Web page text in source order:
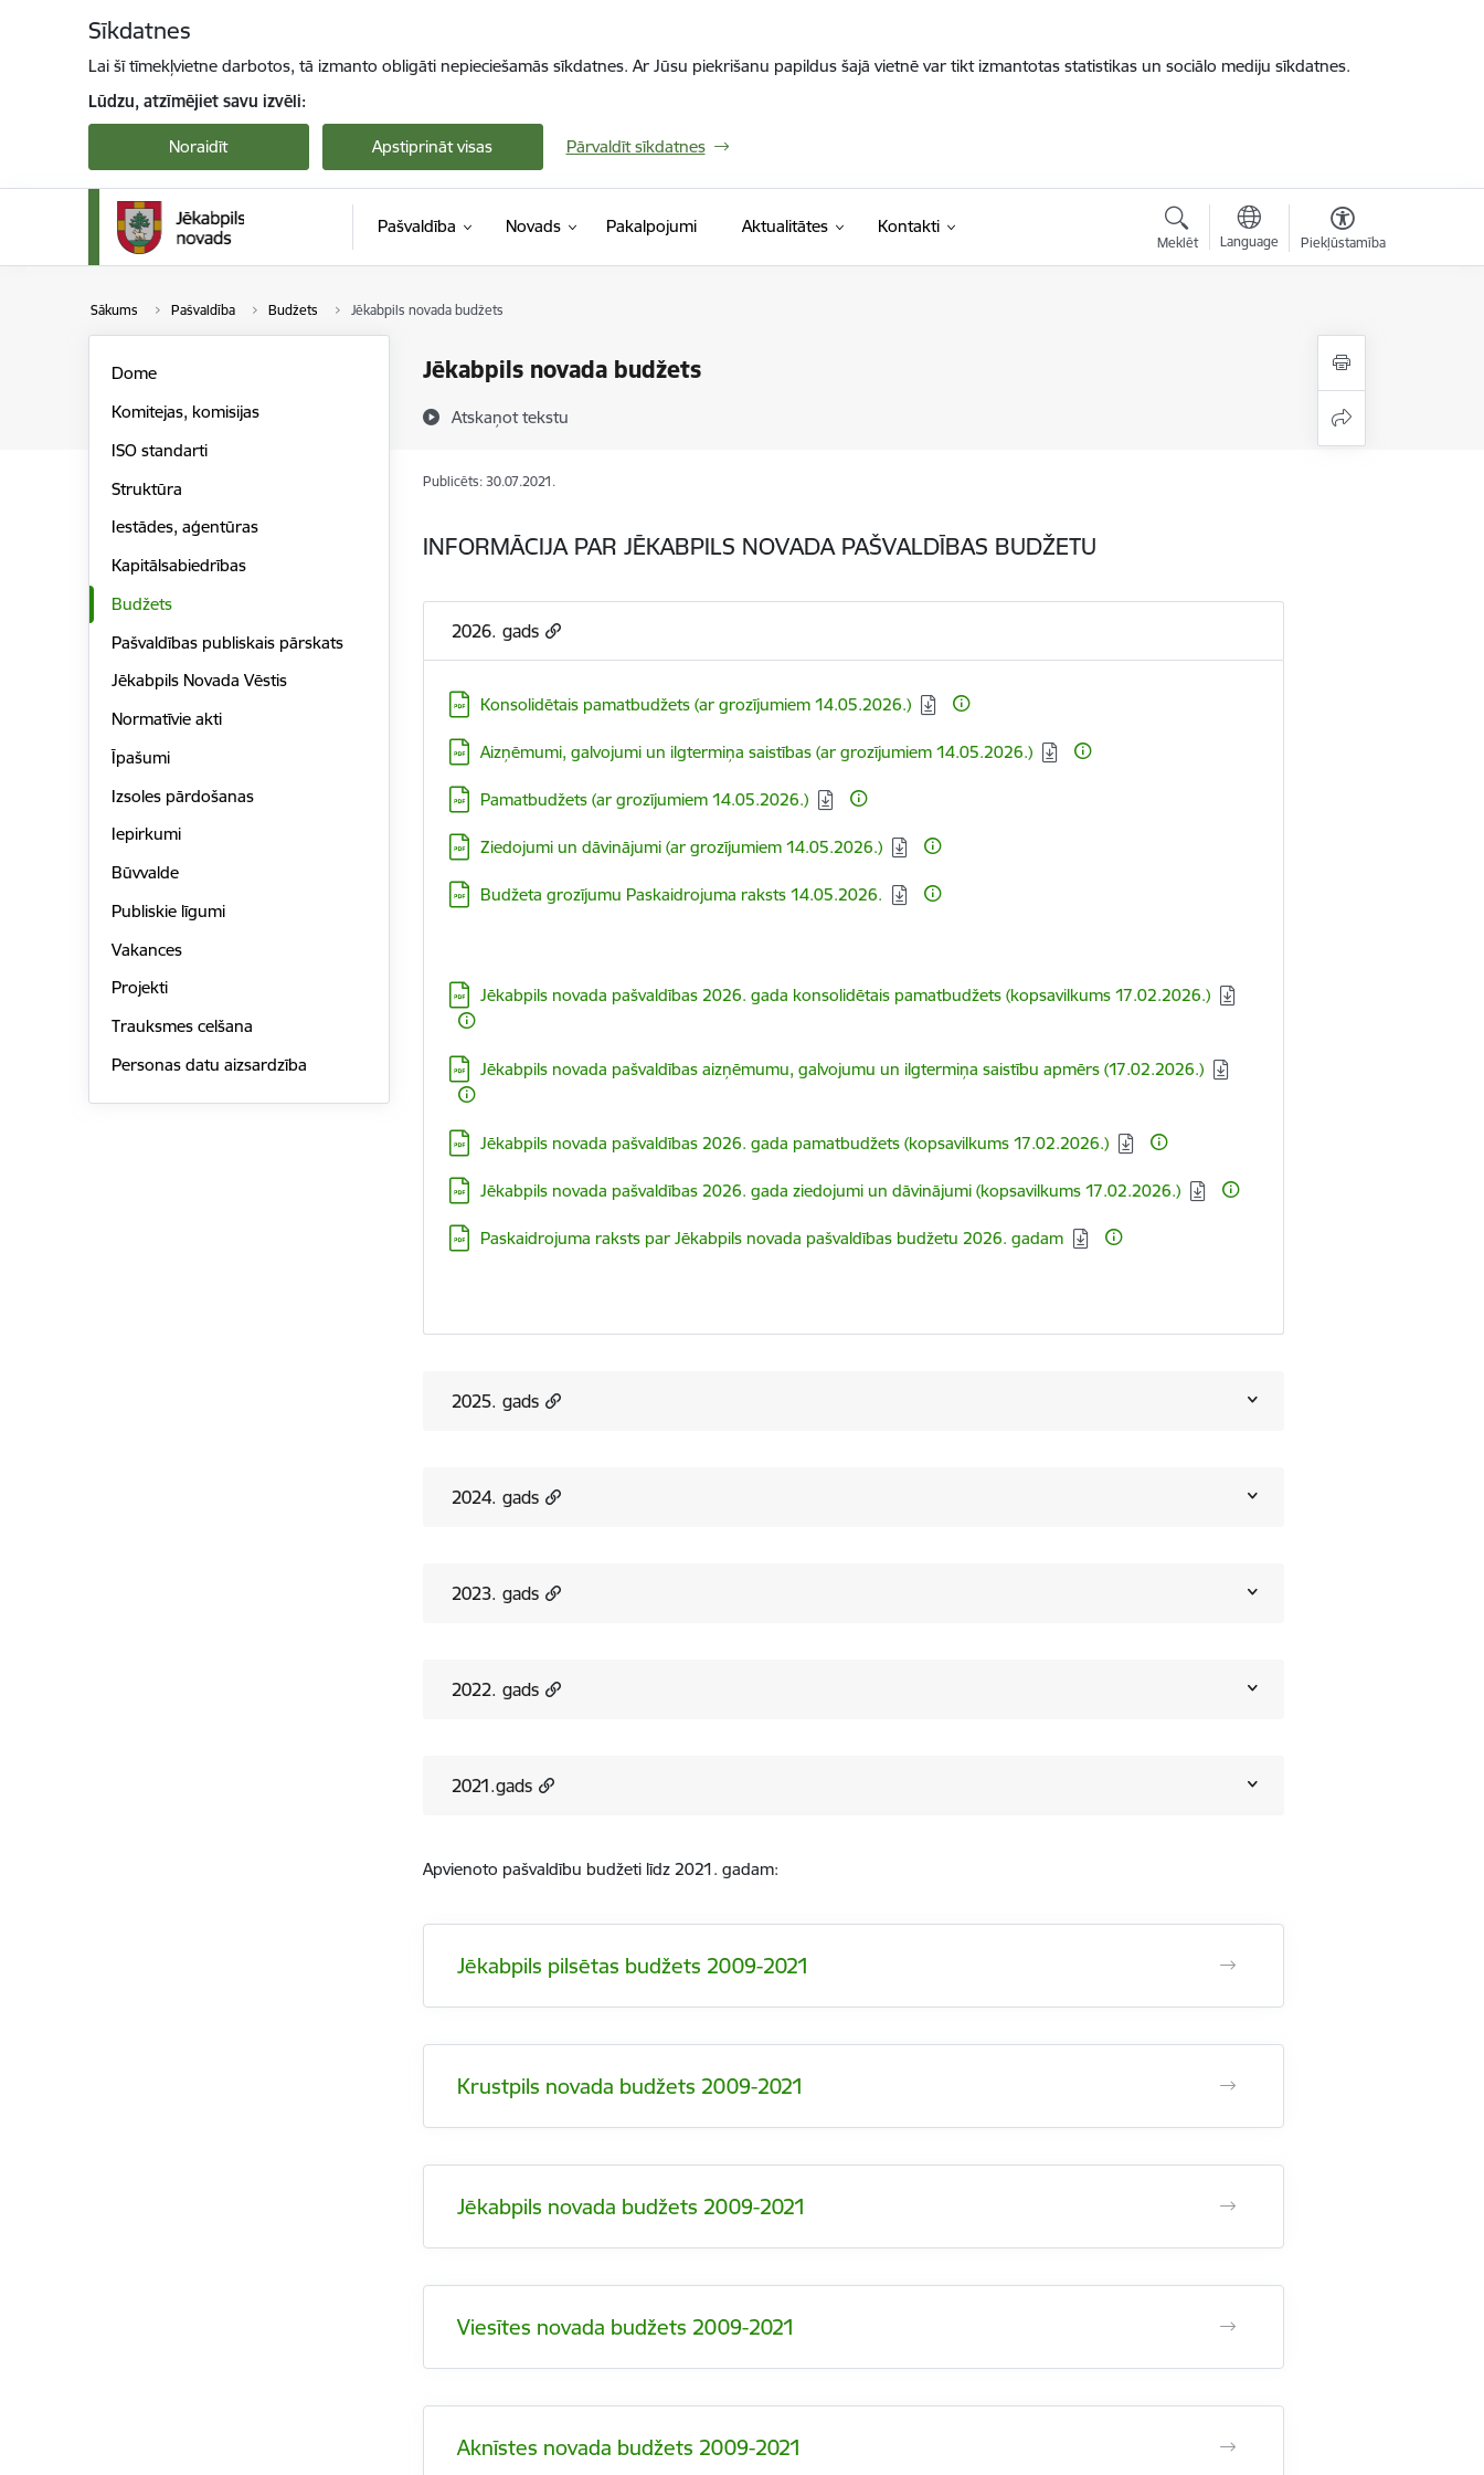
Sīkdatnes
Lai šī tīmekļvietne darbotos, tā izmanto obligāti nepieciešamās sīkdatnes. Ar Jūsu piekrišanu papildus šajā vietnē var tikt izmantotas statistikas un sociālo mediju sīkdatnes.
Lūdzu, atzīmējiet savu izvēli:
Noraidīt Apstiprināt visas Pārvaldīt sīkdatnes
Pašvaldība Novads Pakalpojumi Aktualitātes Kontakti
Meklēt Language Piekļūstamība
Sākums Pašvaldība Budžets Jēkabpils novada budžets
Jēkabpils novada budžets
Atskaņot tekstu
Dome
Komitejas, komisijas
ISO standarti
Struktūra
Iestādes, aģentūras
Kapitālsabiedrības
Budžets
Pašvaldības publiskais pārskats
Jēkabpils Novada Vēstis
Normatīvie akti
Īpašumi
Izsoles pārdošanas
Iepirkumi
Būvvalde
Publiskie līgumi
Vakances
Projekti
Trauksmes celšana
Personas datu aizsardzība
Publicēts: 30.07.2021.
INFORMĀCIJA PAR JĒKABPILS NOVADA PAŠVALDĪBAS BUDŽETU
2026. gads
Lejupielādēt:
Konsolidētais pamatbudžets (ar grozījumiem 14.05.2026.)
Lejupielādēt:
Aizņēmumi, galvojumi un ilgtermiņa saistības (ar grozījumiem 14.05.2026.)
Lejupielādēt:
Pamatbudžets (ar grozījumiem 14.05.2026.)
Lejupielādēt:
Ziedojumi un dāvinājumi (ar grozījumiem 14.05.2026.)
Lejupielādēt:
Budžeta grozījumu Paskaidrojuma raksts 14.05.2026.
Lejupielādēt:
Jēkabpils novada pašvaldības 2026. gada konsolidētais pamatbudžets (kopsavilkums 17.02.2026.)
Lejupielādēt:
Jēkabpils novada pašvaldības aizņēmumu, galvojumu un ilgtermiņa saistību apmērs (17.02.2026.)
Lejupielādēt:
Jēkabpils novada pašvaldības 2026. gada pamatbudžets (kopsavilkums 17.02.2026.)
Lejupielādēt:
Jēkabpils novada pašvaldības 2026. gada ziedojumi un dāvinājumi (kopsavilkums 17.02.2026.)
Lejupielādēt:
Paskaidrojuma raksts par Jēkabpils novada pašvaldības budžetu 2026. gadam
2025. gads
2024. gads
2023. gads
2022. gads
2021.gads
Apvienoto pašvaldību budžeti līdz 2021. gadam:
Jēkabpils pilsētas budžets 2009-2021
Krustpils novada budžets 2009-2021
Jēkabpils novada budžets 2009-2021
Viesītes novada budžets 2009-2021
Aknīstes novada budžets 2009-2021